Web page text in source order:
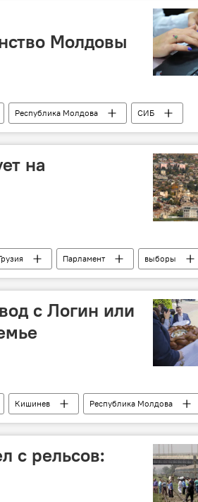
Молдовы
Республика Молдова
СИБ
на
Парламент выборы
с Логин или
Кишинев
Республика Молдова
с рельсов: